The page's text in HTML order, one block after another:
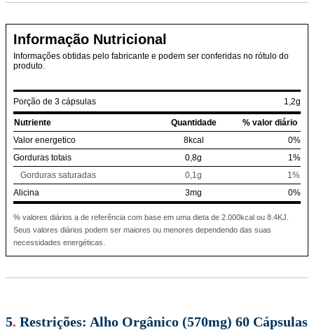
Informação Nutricional
Informações obtidas pelo fabricante e podem ser conferidas no rótulo do
produto.
Porção de 3 cápsulas 1,2g
Nutriente Quantidade
% valor diário
Valor energetico
8kcal
0%
Gorduras totais
0,8g
1%
Gorduras saturadas
0,1g
1%
Alicina
3mg 0%
% valores diários a de referência com base em uma dieta de 2.000kcal ou 8.4KJ.
Seus valores diários podem ser maiores ou menores dependendo das suas
necessidades energéticas.
5. Restrições: Alho Orgânico (570mg) 60 Cápsulas